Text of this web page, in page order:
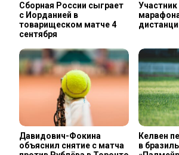
Сборная России сыграет
с Иорданией в
товарищеском матче 4
сентября
Давидович-Фокина
объяснил снятие с матча
Келвен
в